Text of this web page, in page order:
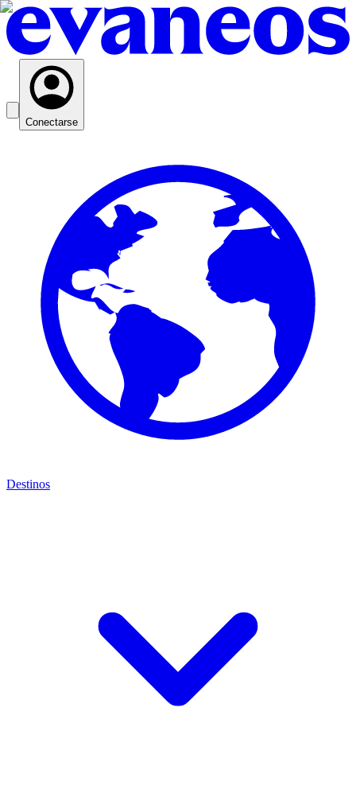
Conectarse
Destinos